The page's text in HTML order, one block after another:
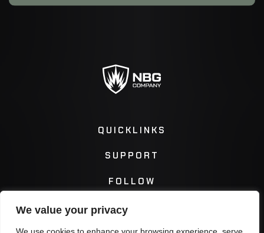
We value your privacy
QUICKLINKS
SUPPORT
FOLLOW
Instagram